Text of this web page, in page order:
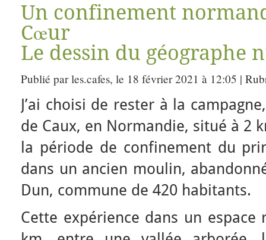
Un confinement
Cœur
Le dessin du géographe
Publié par les.cafes, le 18 février 2021 à 12:05 |
J’ai choisi de rester à la
de Caux, en Normandie, situé à 2
la période de confinement du
dans un ancien moulin,
Dun, commune de 420 habitants.
Cette expérience dans un espace